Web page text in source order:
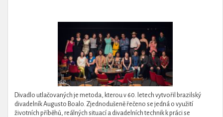
Divadlo utlačovaných je metoda, kterou v 60. letech vytvořil brazilský
divadelník Augusto Boalo. Zjednodušeně řečeno se jedná o využití
životních příběhů, reálných situací a divadelních technik k práci se